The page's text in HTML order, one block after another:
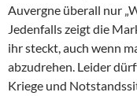
Auvergne überall nur
Jedenfalls zeigt die
ihr steckt, auch wenn
abzudrehen. Leider
Kriege und